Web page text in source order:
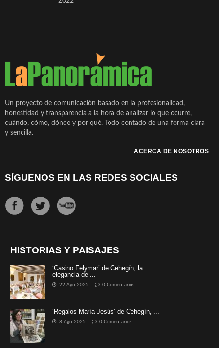
Un proyecto de comunicación basado en la profesionalidad,
honestidad y transparencia a la hora de analizar lo que ocurre,
cuándo, cómo, dónde y por qué. Todo contado de una forma clara
y sencilla.
ACERCA DE NOSOTROS
SÍGUENOS EN LAS REDES SOCIALES
HISTORIAS Y PAISAJES
‘Casino Felymar’ de Cehegín, la
elegancia de ...
22 Ago 2025 0 Comentarios
‘Regalos María Jesús’ de Cehegín, ...
8 Ago 2025 0 Comentarios